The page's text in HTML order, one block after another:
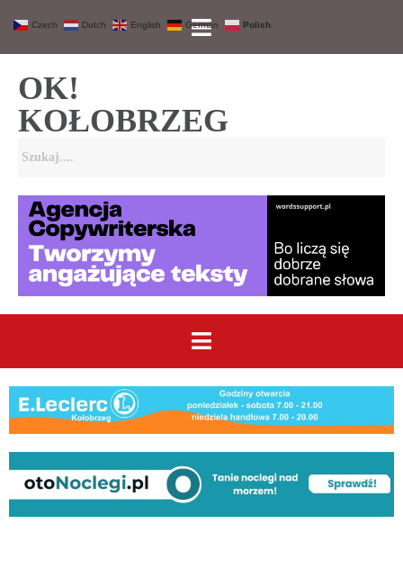
OK!
KOŁOBRZEG
Czech Dutch English German Polish